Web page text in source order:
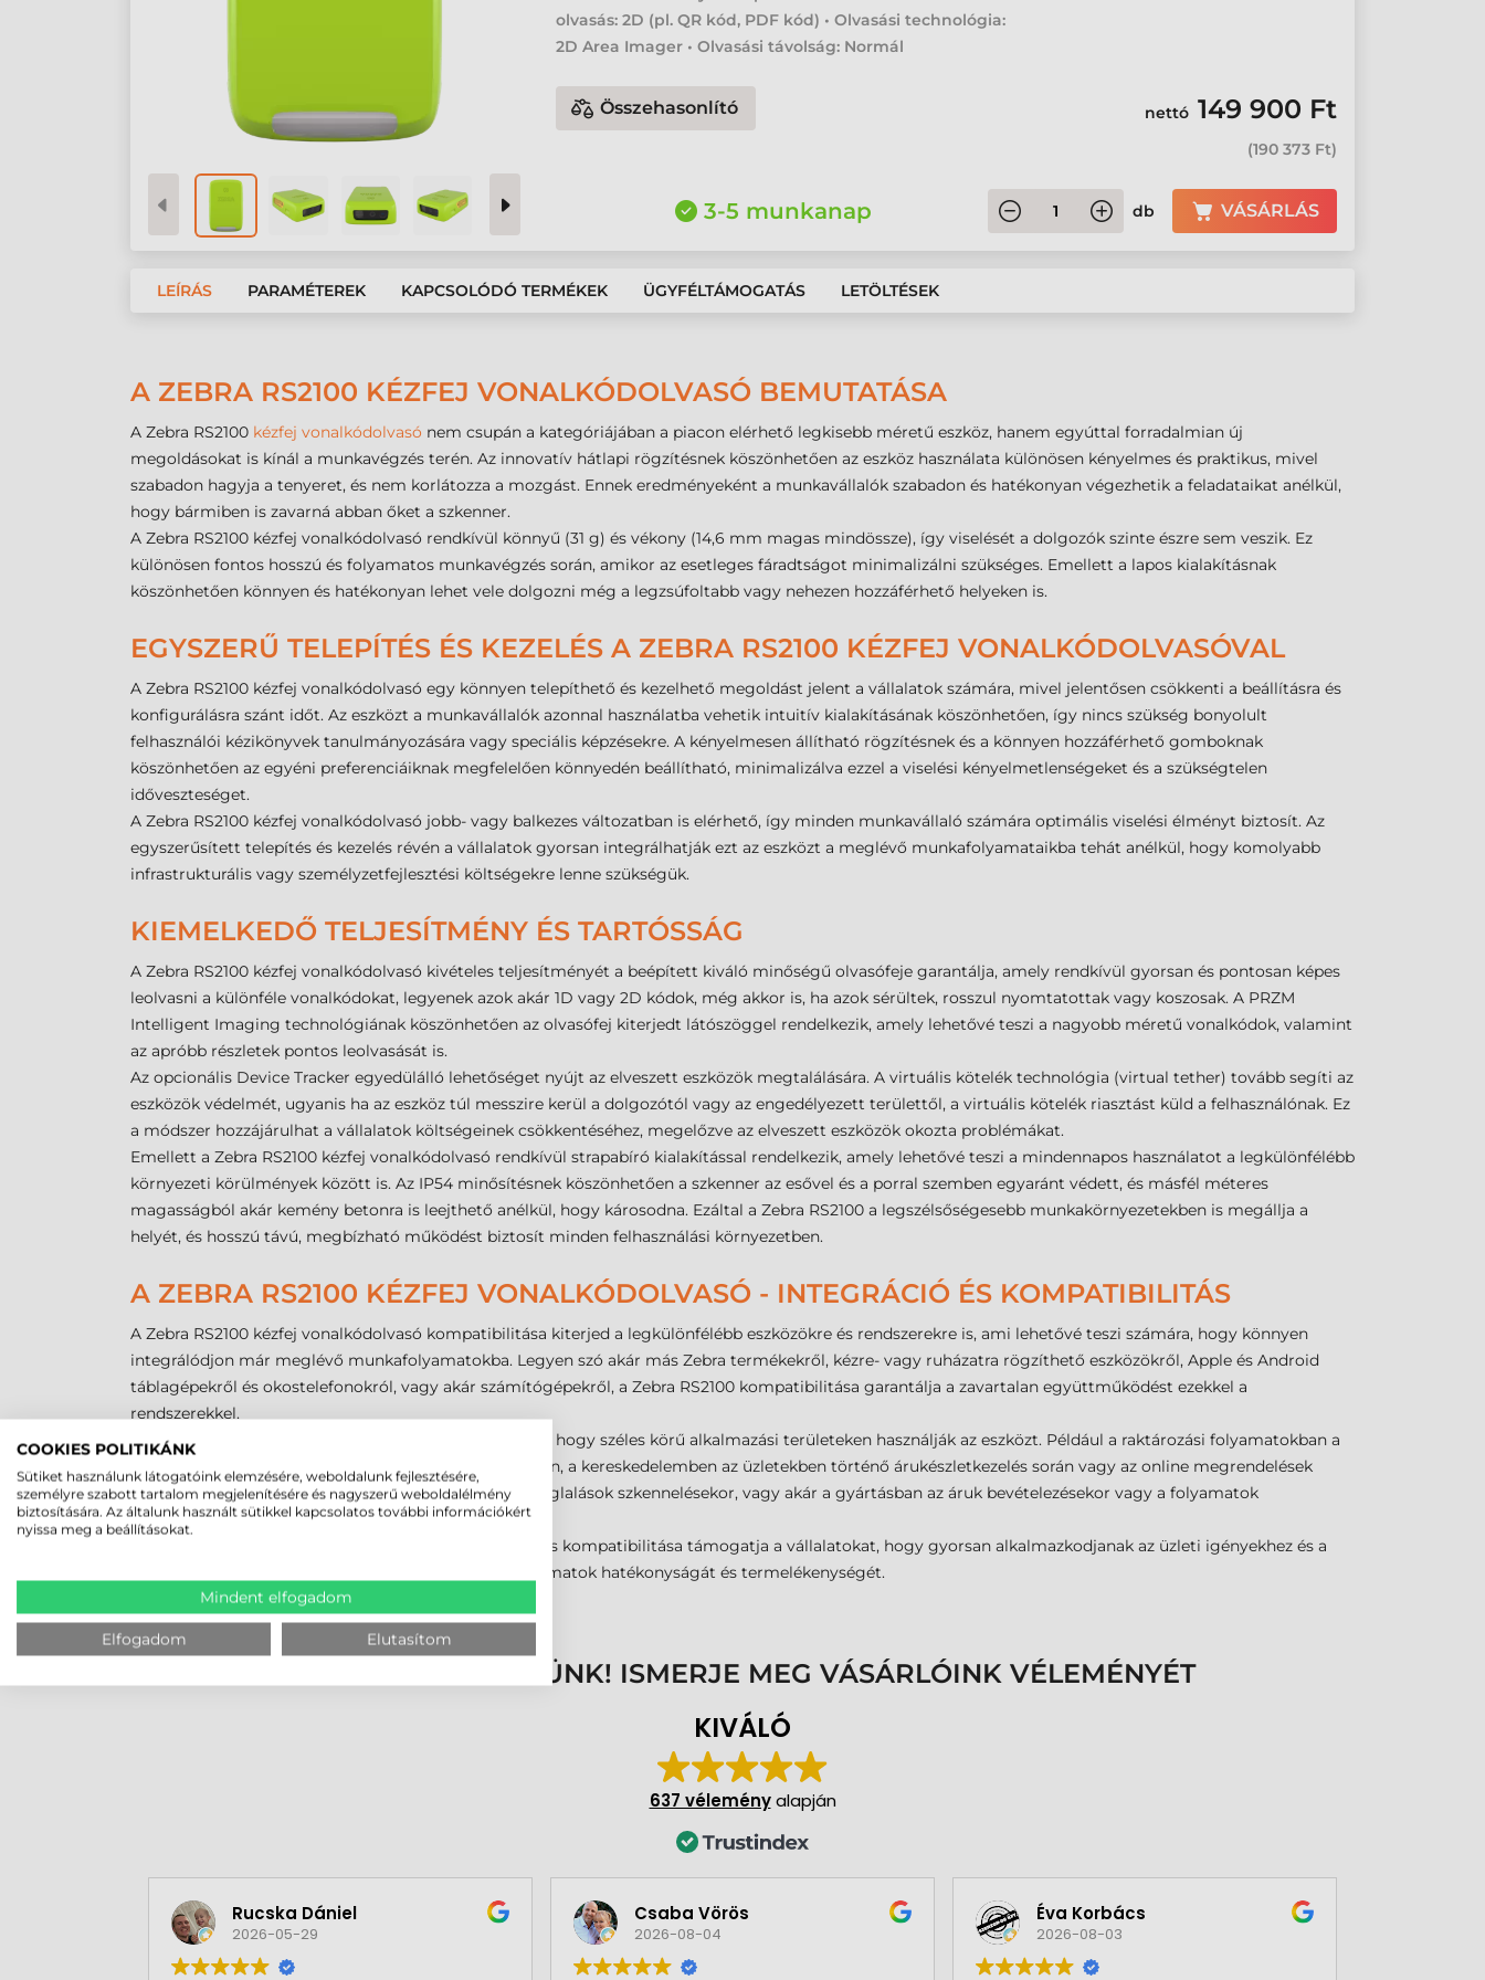
olvasás: 2D (pl. QR kód, PDF kód) • Olvasási technológia:
2D Area Imager • Olvasási távolság: Normál
Összehasonlító nettó 149 900 Ft
(190 373 Ft)
3-5 munkanap db VÁSÁRLÁS
LEÍRÁS PARAMÉTEREK KAPCSOLÓDÓ TERMÉKEK ÜGYFÉLTÁMOGATÁS LETÖLTÉSEK
A ZEBRA RS2100 KÉZFEJ VONALKÓDOLVASÓ BEMUTATÁSA
A Zebra RS2100 kézfej vonalkódolvasó nem csupán a kategóriájában a piacon elérhető legkisebb méretű eszköz, hanem egyúttal forradalmian új
megoldásokat is kínál a munkavégzés terén. Az innovatív hátlapi rögzítésnek köszönhetően az eszköz használata különösen kényelmes és praktikus, mivel
szabadon hagyja a tenyeret, és nem korlátozza a mozgást. Ennek eredményeként a munkavállalók szabadon és hatékonyan végezhetik a feladataikat anélkül,
hogy bármiben is zavarná abban őket a szkenner.
A Zebra RS2100 kézfej vonalkódolvasó rendkívül könnyű (31 g) és vékony (14,6 mm magas mindössze), így viselését a dolgozók szinte észre sem veszik. Ez
különösen fontos hosszú és folyamatos munkavégzés során, amikor az esetleges fáradtságot minimalizálni szükséges. Emellett a lapos kialakításnak
köszönhetően könnyen és hatékonyan lehet vele dolgozni még a legzsúfoltabb vagy nehezen hozzáférhető helyeken is.
EGYSZERŰ TELEPÍTÉS ÉS KEZELÉS A ZEBRA RS2100 KÉZFEJ VONALKÓDOLVASÓVAL
A Zebra RS2100 kézfej vonalkódolvasó egy könnyen telepíthető és kezelhető megoldást jelent a vállalatok számára, mivel jelentősen csökkenti a beállításra és
konfigurálásra szánt időt. Az eszközt a munkavállalók azonnal használatba vehetik intuitív kialakításának köszönhetően, így nincs szükség bonyolult
felhasználói kézikönyvek tanulmányozására vagy speciális képzésekre. A kényelmesen állítható rögzítésnek és a könnyen hozzáférhető gomboknak
köszönhetően az egyéni preferenciáiknak megfelelően könnyedén beállítható, minimalizálva ezzel a viselési kényelmetlenségeket és a szükségtelen
időveszteséget.
A Zebra RS2100 kézfej vonalkódolvasó jobb- vagy balkezes változatban is elérhető, így minden munkavállaló számára optimális viselési élményt biztosít. Az
egyszerűsített telepítés és kezelés révén a vállalatok gyorsan integrálhatják ezt az eszközt a meglévő munkafolyamataikba tehát anélkül, hogy komolyabb
infrastrukturális vagy személyzetfejlesztési költségekre lenne szükségük.
KIEMELKEDŐ TELJESÍTMÉNY ÉS TARTÓSSÁG
A Zebra RS2100 kézfej vonalkódolvasó kivételes teljesítményét a beépített kiváló minőségű olvasófeje garantálja, amely rendkívül gyorsan és pontosan képes
leolvasni a különféle vonalkódokat, legyenek azok akár 1D vagy 2D kódok, még akkor is, ha azok sérültek, rosszul nyomtatottak vagy koszosak. A PRZM
Intelligent Imaging technológiának köszönhetően az olvasófej kiterjedt látószöggel rendelkezik, amely lehetővé teszi a nagyobb méretű vonalkódok, valamint
az apróbb részletek pontos leolvasását is.
Az opcionális Device Tracker egyedülálló lehetőséget nyújt az elveszett eszközök megtalálására. A virtuális kötelék technológia (virtual tether) tovább segíti az
eszközök védelmét, ugyanis ha az eszköz túl messzire kerül a dolgozótól vagy az engedélyezett területtől, a virtuális kötelék riasztást küld a felhasználónak. Ez
a módszer hozzájárulhat a vállalatok költségeinek csökkentéséhez, megelőzve az elveszett eszközök okozta problémákat.
Emellett a Zebra RS2100 kézfej vonalkódolvasó rendkívül strapabíró kialakítással rendelkezik, amely lehetővé teszi a mindennapos használatot a legkülönfélébb
környezeti körülmények között is. Az IP54 minősítésnek köszönhetően a szkenner az esővel és a porral szemben egyaránt védett, és másfél méteres
magasságból akár kemény betonra is leejthető anélkül, hogy károsodna. Ezáltal a Zebra RS2100 a legszélsőségesebb munkakörnyezetekben is megállja a
helyét, és hosszú távú, megbízható működést biztosít minden felhasználási környezetben.
A ZEBRA RS2100 KÉZFEJ VONALKÓDOLVASÓ - INTEGRÁCIÓ ÉS KOMPATIBILITÁS
A Zebra RS2100 kézfej vonalkódolvasó kompatibilitása kiterjed a legkülönfélébb eszközökre és rendszerekre is, ami lehetővé teszi számára, hogy könnyen
integrálódjon már meglévő munkafolyamatokba. Legyen szó akár más Zebra termékekről, kézre- vagy ruházatra rögzíthető eszközökről, Apple és Android
táblagépekről és okostelefonokról, vagy akár számítógépekről, a Zebra RS2100 kompatibilitása garantálja a zavartalan együttműködést ezekkel a
rendszerekkel.
Ez a kompatibilitás lehetővé teszi a vállalatok számára, hogy széles körű alkalmazási területeken használják az eszközt. Például a raktározási folyamatokban a
csomagolóállomásokon vagy az áruátvételi területeken, a kereskedelemben az üzletekben történő árukészletkezelés során vagy az online megrendelések
kiszolgálásakor, az idegenforgalomban jegyek vagy foglalások szkennelésekor, vagy akár a gyártásban az áruk bevételezésekor vagy a folyamatok
ellenőrzésekor.
A Zebra RS2100 kézfej vonalkódolvasó sokoldalúsága és kompatibilitása támogatja a vállalatokat, hogy gyorsan alkalmazkodjanak az üzleti igényekhez és a
környezethez, miközben maximalizálják a munkafolyamatok hatékonyságát és termelékenységét.
MEGBÍZHAT BENNÜNK! ISMERJE MEG VÁSÁRLÓINK VÉLEMÉNYÉT
KIVÁLÓ
637 véleményalapján
Rucska Dániel
2026-05-29
Csaba Vörös
2026-08-04
Éva Korbács
2026-08-03
COOKIES POLITIKÁNK
Sütiket használunk látogatóink elemzésére, weboldalunk fejlesztésére,
személyre szabott tartalom megjelenítésére és nagyszerű weboldalélmény
biztosítására. Az általunk használt sütikkel kapcsolatos további információkért
nyissa meg a beállításokat.
Mindent elfogadom
Elfogadom Elutasítom